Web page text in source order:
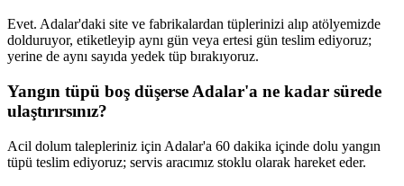
Evet. Adalar'daki site ve fabrikalardan tüplerinizi alıp atölyemizde
dolduruyor, etiketleyip aynı gün veya ertesi gün teslim ediyoruz;
yerine de aynı sayıda yedek tüp bırakıyoruz.
Yangın tüpü boş düşerse Adalar'a ne kadar sürede
ulaştırırsınız?
Acil dolum talepleriniz için Adalar'a 60 dakika içinde dolu yangın
tüpü teslim ediyoruz; servis aracımız stoklu olarak hareket eder.